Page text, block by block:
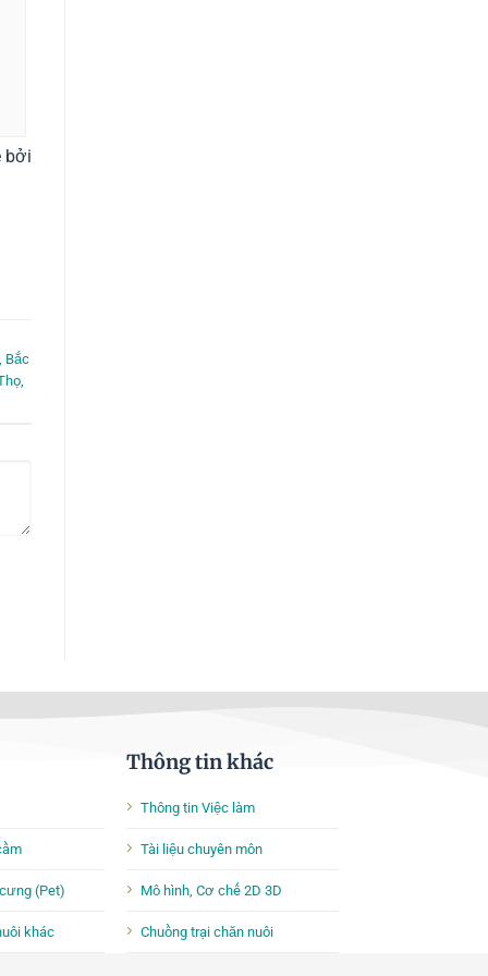
bởi
Bắc
(Pet)
khác
Thông tin khác
Thông tin Việc làm
Tài liệu chuyên môn
Mô hình, Cơ chế 2D 3D
Chuồng trại chăn nuôi